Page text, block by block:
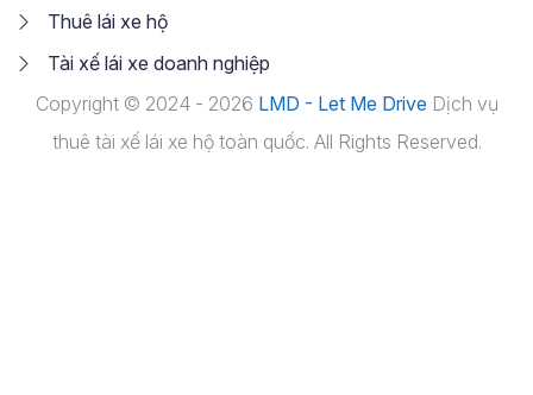
Thuê lái xe hộ
Tài xế lái xe doanh nghiệp
Copyright © 2024 - 2026 LMD - Let Me Drive Dịch vụ
thuê tài xế lái xe hộ toàn quốc. All Rights Reserved.